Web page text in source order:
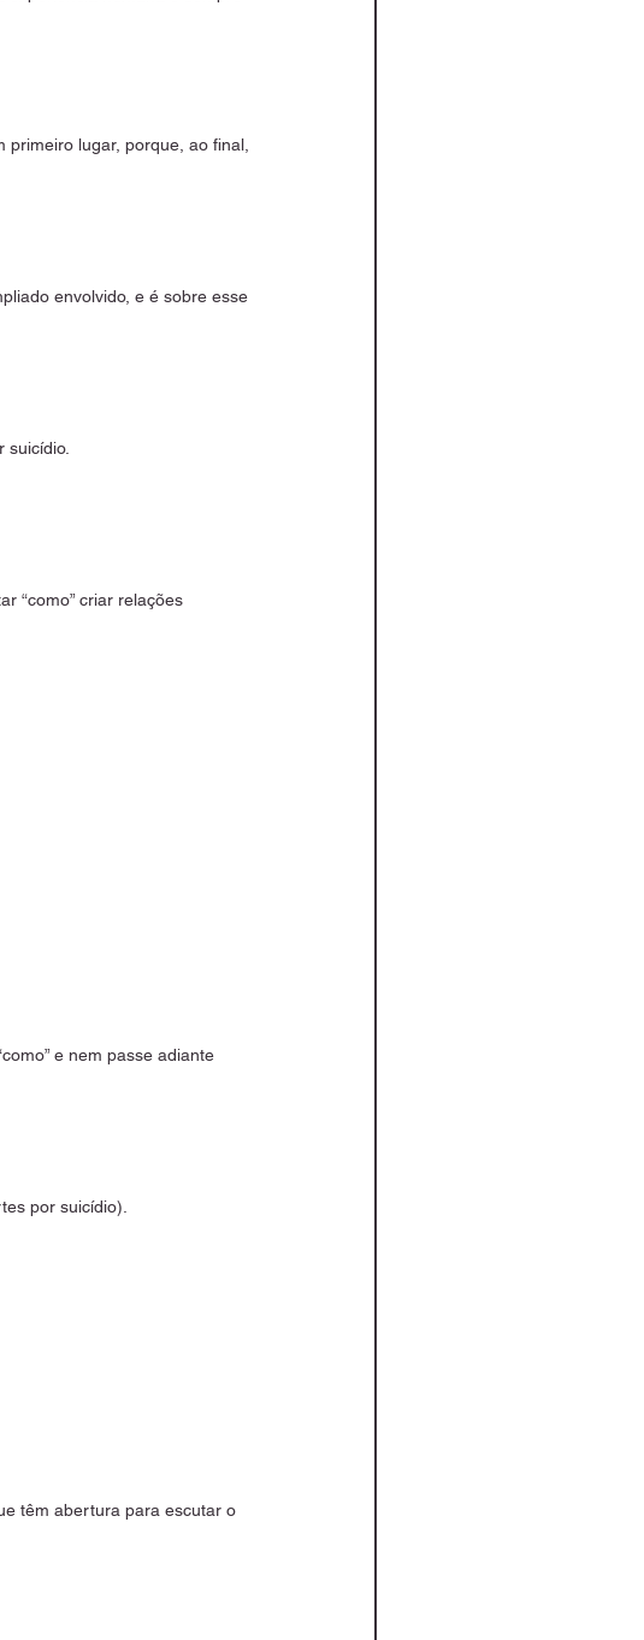
lugar, porque, ao final,
envolvido, e é sobre esse
suicídio.
“como” criar relações
e nem passe adiante
por suicídio).
têm abertura para escutar o